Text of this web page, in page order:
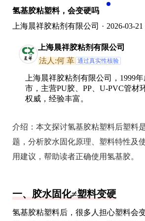
氢基胶粘塑料，会变硬吗
上海晨祥胶粘剂有限公司 · 2026-03-
上海晨祥胶粘剂有限公司
法人:何 革 通过真实性核验
上海晨祥胶粘剂有限公司，1999
市，主营PU胶、PP、U-PVC管材
权威，经验丰富。
介绍： 本文探讨氢基胶粘塑料后塑料
题，分析胶水固化原理、塑料特性及
用建议，帮助读者正确使用氢基胶。
一、胶水固化≠塑料变硬
氢基胶粘塑料后，很多人担心塑料会